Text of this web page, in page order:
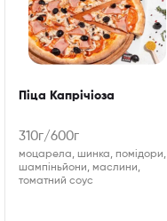
Піца Капрічіоза
310г/600г
моцарела, шинка, помідори,
шампіньйони, маслини,
томатний соус